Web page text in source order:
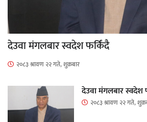
देउवा मंगलबार स्वदेश फर्किंदै
२०८३ श्रावण २२ गते, शुक्रबार
देउवा मंगलबार स्वदेश
२०८३ श्रावण २२ गते,